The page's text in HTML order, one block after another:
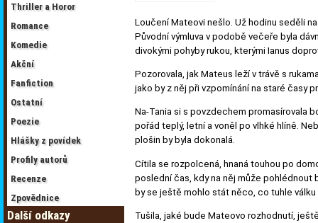
Thriller a Horor
Romance
Komedie
Akční
Fanfiction
Ostatní
Poezie
Hlášky z povídek
Profily autorů
Recenze
Zpovědnice
Další odkazy
Loučení Mateovi nešlo. Už hodinu seděli
Původní výmluva v podobě večeře byla
divokými pohyby rukou, kterými Ianus
Pozorovala, jak Mateus leží v trávě s
jako by z něj při vzpomínání na staré časy
Na-Tania si s povzdechem promasírovala
pořád teplý, letní a voněl po vlhké hlíně.
plošin by byla dokonalá.
Cítila se rozpolcená, hnaná touhou po
poslední čas, kdy na něj může pohlédnout
by se ještě mohlo stát něco, co tuhle
Tušila, jaké bude Mateovo rozhodnutí,